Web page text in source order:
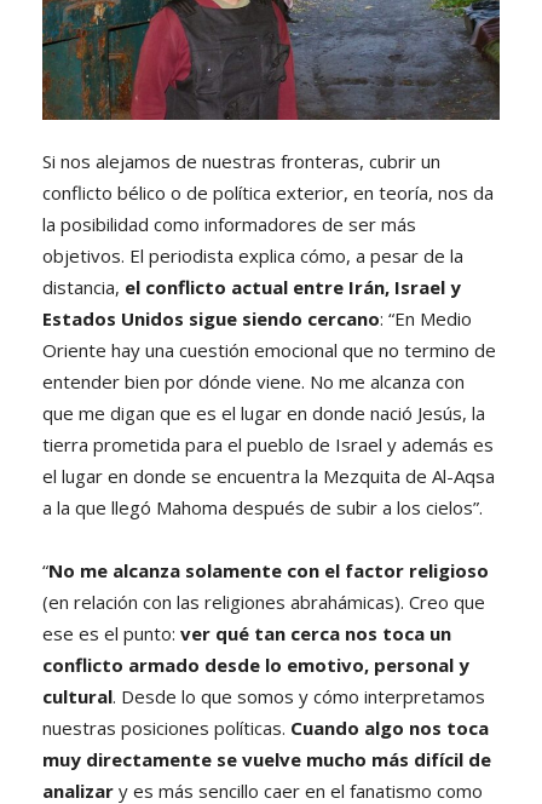
Si nos alejamos de nuestras fronteras, cubrir un
conflicto bélico o de política exterior, en teoría, nos da
la posibilidad como informadores de ser más
objetivos. El periodista explica cómo, a pesar de la
distancia, el conflicto actual entre Irán, Israel y
Estados Unidos sigue siendo cercano: “En Medio
Oriente hay una cuestión emocional que no termino de
entender bien por dónde viene. No me alcanza con
que me digan que es el lugar en donde nació Jesús, la
tierra prometida para el pueblo de Israel y además es
el lugar en donde se encuentra la Mezquita de Al-Aqsa
a la que llegó Mahoma después de subir a los cielos”.
“No me alcanza solamente con el factor religioso
(en relación con las religiones abrahámicas). Creo que
ese es el punto: ver qué tan cerca nos toca un
conflicto armado desde lo emotivo, personal y
cultural. Desde lo que somos y cómo interpretamos
nuestras posiciones políticas. Cuando algo nos toca
muy directamente se vuelve mucho más difícil de
analizar y es más sencillo caer en el fanatismo como